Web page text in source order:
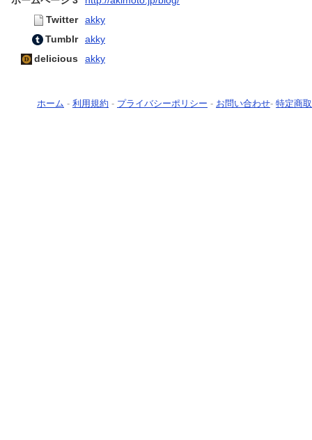
Twitter
akky
Tumblr
akky
delicious
akky
ホーム - 利用規約 - プライバシーポリシー - お問い合わせ- 特定商